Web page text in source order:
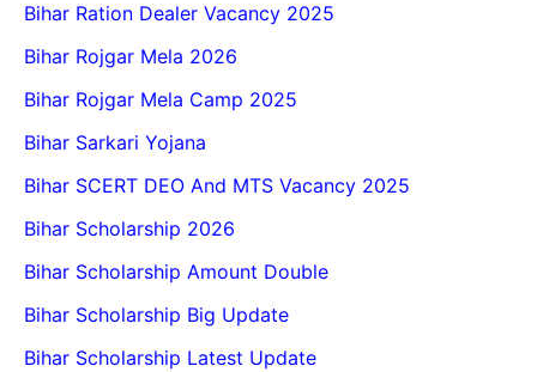
Bihar Ration Dealer Vacancy 2025
Bihar Rojgar Mela 2026
Bihar Rojgar Mela Camp 2025
Bihar Sarkari Yojana
Bihar SCERT DEO And MTS Vacancy 2025
Bihar Scholarship 2026
Bihar Scholarship Amount Double
Bihar Scholarship Big Update
Bihar Scholarship Latest Update